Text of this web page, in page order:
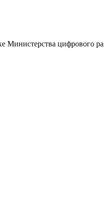
цифрового